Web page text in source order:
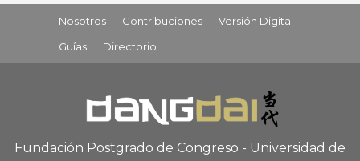
Nosotros Contribuciones
Versión Digital
Guías
Directorio
Fundación Postgrado de Congreso - Universidad de